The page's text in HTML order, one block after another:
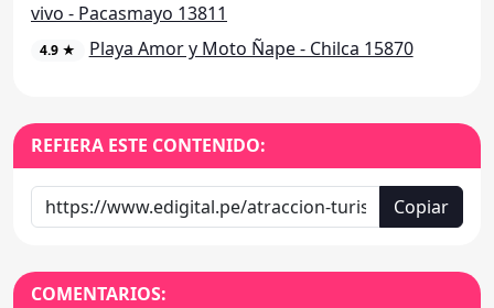
vivo - Pacasmayo 13811
4.9 ★ Playa Amor y Moto Ñape - Chilca 15870
REFIERA ESTE CONTENIDO:
Copiar
COMENTARIOS: